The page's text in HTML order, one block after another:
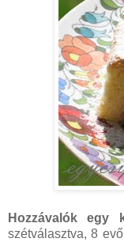
Hozzávalók egy
szétválasztva, 8